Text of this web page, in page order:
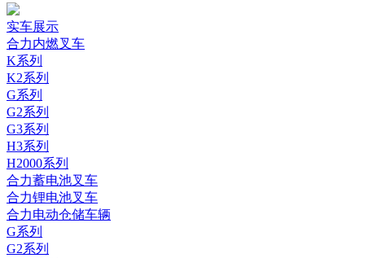
实车展示
合力内燃叉车
K系列
K2系列
G系列
G2系列
G3系列
H3系列
H2000系列
合力蓄电池叉车
合力锂电池叉车
合力电动仓储车辆
G系列
G2系列